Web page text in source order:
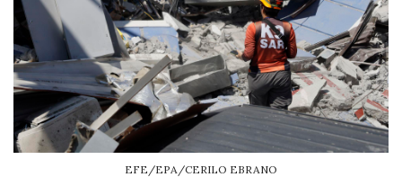
EFE/EPA/CERILO EBRANO